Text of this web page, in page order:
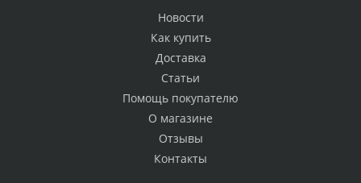
Новости
Как купить
Доставка
Статьи
Помощь покупателю
О магазине
Отзывы
Контакты